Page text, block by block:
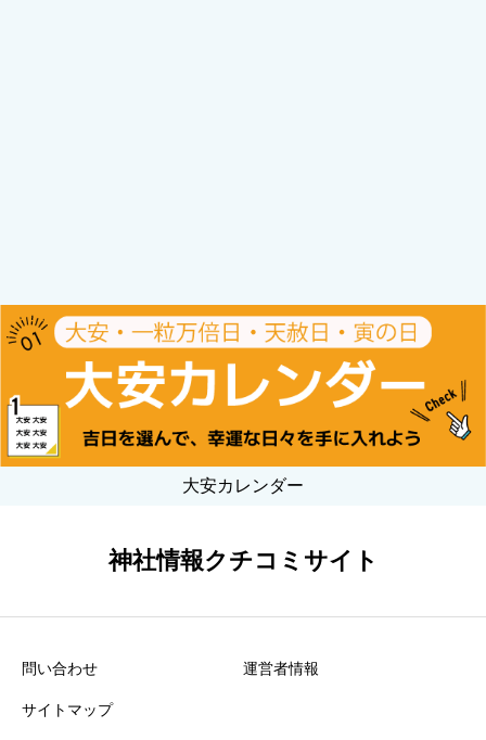
大安カレンダー
神社情報クチコミサイト
問い合わせ
サイトマップ
運営者情報